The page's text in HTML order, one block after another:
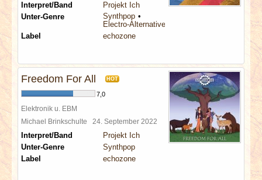
LINKS
Interpret/Band
Projekt Ich
Unter-Genre
Synthpop
Electro-Alternative
Label
echozone
Freedom For All HOT
7,0
Elektronik u. EBM
Michael Brinkschulte 24. September 2022
Interpret/Band
Projekt Ich
Unter-Genre
Synthpop
Label
echozone